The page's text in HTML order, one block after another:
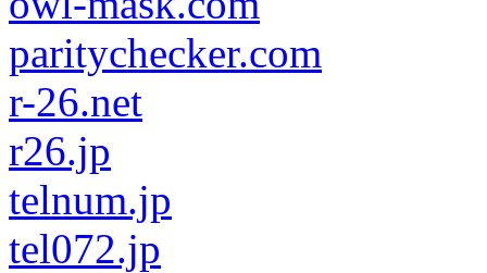
paritychecker.com
r-26.net
r26.jp
telnum.jp
tel072.jp